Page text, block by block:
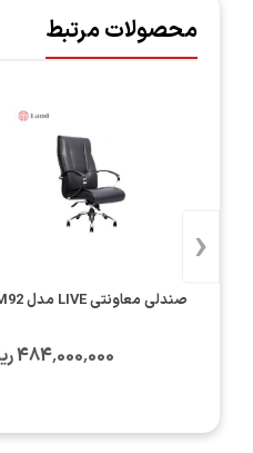
محصولات مرتبط
صندلی معاونتی LIVE مدل M92
484٬000٬000 ریال
‹